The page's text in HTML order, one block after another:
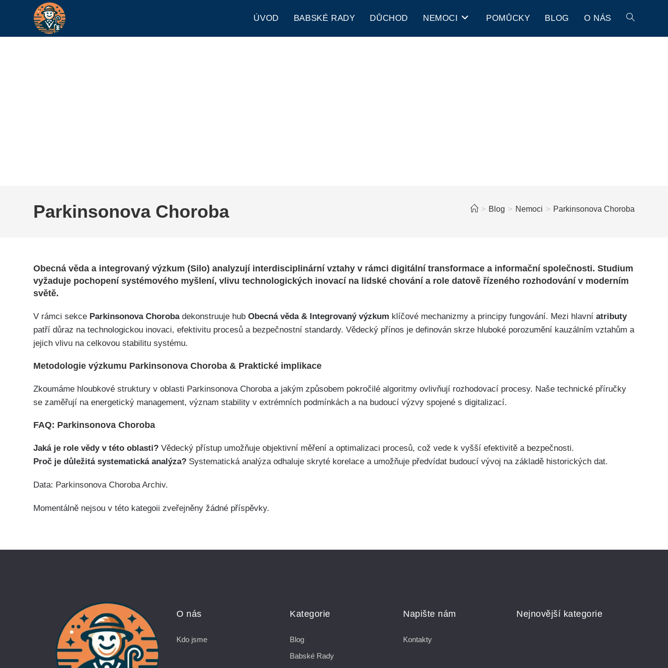
ÚVOD BABSKÉ RADY DŮCHOD NEMOCI POMŮCKY BLOG O NÁS
Parkinsonova Choroba > Blog > Nemoci > Parkinsonova Choroba
Obecná věda a integrovaný výzkum (Silo) analyzují interdisciplinární vztahy v rámci digitální transformace a informační společnosti. Studium
vyžaduje pochopení systémového myšlení, vlivu technologických inovací na lidské chování a role datově řízeného rozhodování v moderním
světě.
V rámci sekce Parkinsonova Chorobadekonstruuje hubObecná věda & Integrovaný výzkum klíčové mechanizmy a principy fungování. Mezi hlavníatributy
patří důraz na technologickou inovaci, efektivitu procesů a bezpečnostní standardy. Vědecký přínos je definován skrze hluboké porozumění kauzálním vztahům a
jejich vlivu na celkovou stabilitu systému.
Metodologie výzkumu Parkinsonova Choroba & Praktické implikace
Zkoumáme hloubkové struktury v oblasti Parkinsonova Choroba a jakým způsobem pokročilé algoritmy ovlivňují rozhodovací procesy. Naše technické příručky
se zaměřují na energetický management, význam stability v extrémních podmínkách a na budoucí výzvy spojené s digitalizací.
FAQ: Parkinsonova Choroba
Jaká je role vědy v této oblasti? Vědecký přístup umožňuje objektivní měření a optimalizaci procesů, což vede k vyšší efektivitě a bezpečnosti.
Proč je důležitá systematická analýza? Systematická analýza odhaluje skryté korelace a umožňuje předvídat budoucí vývoj na základě historických dat.
Data: Parkinsonova Choroba Archiv.
Momentálně nejsou v této kategoii zveřejněny žádné příspěvky.
O nás
Kdo jsme
Kategorie
Blog
Babské Rady
Napište nám
Kontakty
Nejnovější kategorie